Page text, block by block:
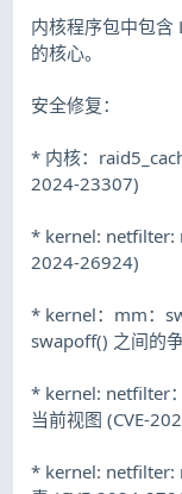
内核程序包中包
的核心。
安全修复：
* 内核：
2024-23307)
* kernel: netfilter:
2024-26924)
* kernel：mm：
swapoff() 之间的
* kernel: netfilter
当前视图 (CVE-
* kernel: netfilter: